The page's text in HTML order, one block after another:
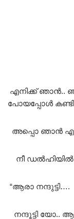
എനിക്ക് ഞാൻ..
പോയപ്പോൾ
അപ്പൊ ഞാൻ
നീ
“ആരാ നന്ദുട്ടി….
നന്ദൂട്ടി യോ..